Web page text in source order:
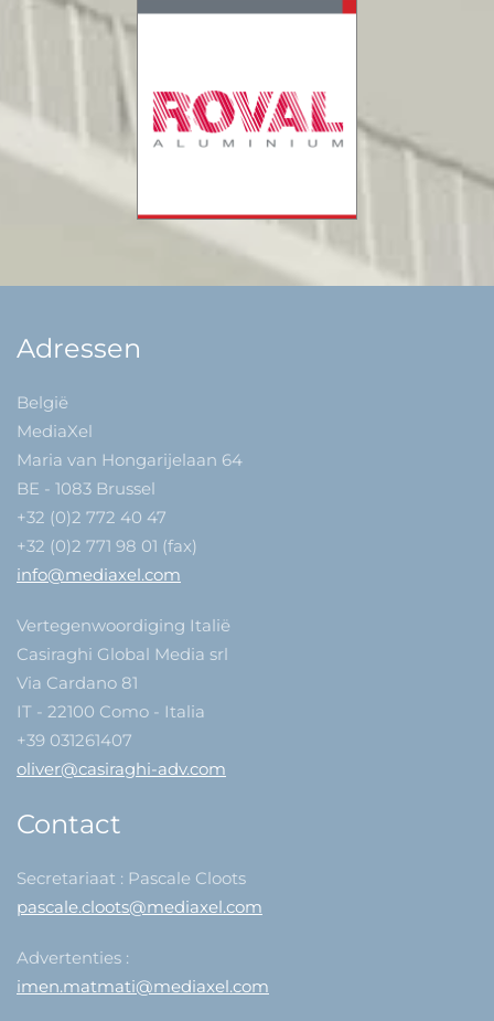
Adressen
België
MediaXel
Maria van Hongarijelaan 64
BE - 1083 Brussel
+32 (0)2 772 40 47
+32 (0)2 771 98 01 (fax)
info@mediaxel.com
Vertegenwoordiging Italië
Casiraghi Global Media srl
Via Cardano 81
IT - 22100 Como - Italia
+39 031261407
oliver@casiraghi-adv.com
Contact
Secretariaat : Pascale Cloots
pascale.cloots@mediaxel.com
Advertenties :
imen.matmati@mediaxel.com